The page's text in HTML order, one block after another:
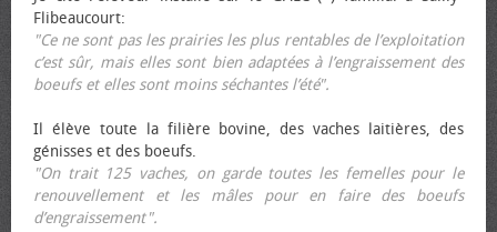
Flibeaucourt:
"Ce ne sont pas les prairies les plus rentables de l’exploitation
c’est sûr, mais elles sont bien adaptées à l’engraissement des
bœufs et elles sont moins séchantes l’été".
Il élève toute la filière bovine, des vaches laitières, des
génisses et des bœufs.
"On trait 125 vaches, on garde toutes les femelles pour le
renouvellement et les mâles pour en faire des bœufs
d’engraissement".